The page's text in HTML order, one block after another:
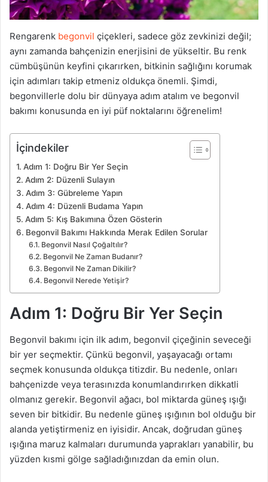
Rengarenk begonvil çiçekleri, sadece göz zevkinizi değil;
aynı zamanda bahçenizin enerjisini de yükseltir. Bu renk
cümbüşünün keyfini çıkarırken, bitkinin sağlığını korumak
için adımları takip etmeniz oldukça önemli. Şimdi,
begonvillerle dolu bir dünyaya adım atalım ve begonvil
bakımı konusunda en iyi püf noktalarını öğrenelim!
İçindekiler
Adım 1: Doğru Bir Yer Seçin
Adım 2: Düzenli Sulayın
Adım 3: Gübreleme Yapın
Adım 4: Düzenli Budama Yapın
Adım 5: Kış Bakımına Özen Gösterin
Begonvil Bakımı Hakkında Merak Edilen Sorular
Begonvil Nasıl Çoğaltılır?
Begonvil Ne Zaman Budanır?
Begonvil Ne Zaman Dikilir?
Begonvil Nerede Yetişir?
Adım 1: Doğru Bir Yer Seçin
Begonvil bakımı için ilk adım, begonvil çiçeğinin seveceği
bir yer seçmektir. Çünkü begonvil, yaşayacağı ortamı
seçmek konusunda oldukça titizdir. Bu nedenle, onları
bahçenizde veya terasınızda konumlandırırken dikkatli
olmanız gerekir. Begonvil ağacı, bol miktarda güneş ışığı
seven bir bitkidir. Bu nedenle güneş ışığının bol olduğu bir
alanda yetiştirmeniz en iyisidir. Ancak, doğrudan güneş
ışığına maruz kalmaları durumunda yaprakları yanabilir, bu
yüzden kısmi gölge sağladığınızdan da emin olun.